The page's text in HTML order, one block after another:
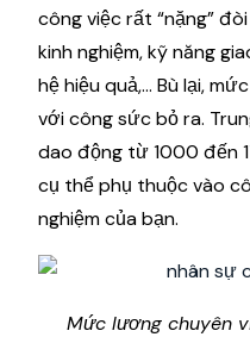
công việc rất “nặng”
kinh nghiệm, kỹ năng
hệ hiệu quả,… Bù lại,
với công sức bỏ ra.
dao động từ 1000 đến
cụ thể phụ thuộc vào
nghiệm của bạn.
Mức lương chuyên